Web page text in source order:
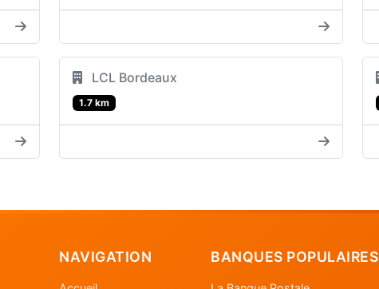
LCL Bordeaux
1.7 km
NAVIGATION BANQUES POPULAIRES